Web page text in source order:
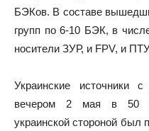
БЭКов. В составе
групп по 6-10 БЭК, в
носители ЗУР, и FPV, и
Украинские источники
вечером 2 мая в 50
украинской стороной был